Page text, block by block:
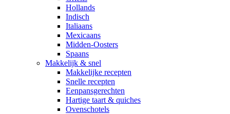
Hollands
Indisch
Italiaans
Mexicaans
Midden-Oosters
Spaans
Makkelijk & snel
Makkelijke recepten
Snelle recepten
Eenpansgerechten
Hartige taart & quiches
Ovenschotels